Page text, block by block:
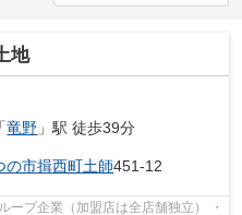
地
「竜野 」駅 徒歩39分
の市揖西町土師451-12